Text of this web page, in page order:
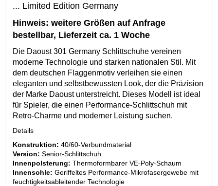
... Limited Edition Germany
Hinweis: weitere Größen auf Anfrage
bestellbar, Lieferzeit ca. 1 Woche
Die Daoust 301 Germany Schlittschuhe vereinen
moderne Technologie und starken nationalen Stil. Mit
dem deutschen Flaggenmotiv verleihen sie einen
eleganten und selbstbewussten Look, der die Präzision
der Marke Daoust unterstreicht. Dieses Modell ist ideal
für Spieler, die einen Performance-Schlittschuh mit
Retro-Charme und moderner Leistung suchen.
Details
Konstruktion: 40/60-Verbundmaterial
Version: Senior-Schlittschuh
Innenpolsterung: Thermoformbarer VE-Poly-Schaum
Innensohle: Geriffeltes Performance-Mikrofasergewebe mit
feuchtigkeitsableitender Technologie